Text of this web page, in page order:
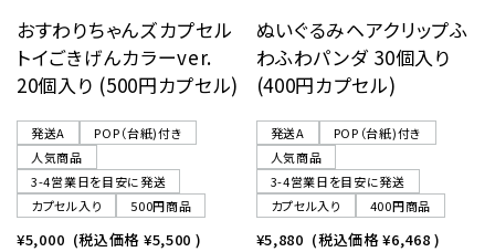
おすわりちゃんズカプセル
トイごきげんカラーver.
20個入り (500円カプセル)
発送A
POP（台紙)付き
人気商品
3-4営業日を目安に発送
カプセル入り
500円商品
¥5,000 (税込価格 ¥5,500 )
ぬいぐるみヘアクリップふ
わふわパンダ 30個入り
(400円カプセル)
発送A
POP（台紙)付き
人気商品
3-4営業日を目安に発送
カプセル入り
400円商品
¥5,880 (税込価格¥6,468 )